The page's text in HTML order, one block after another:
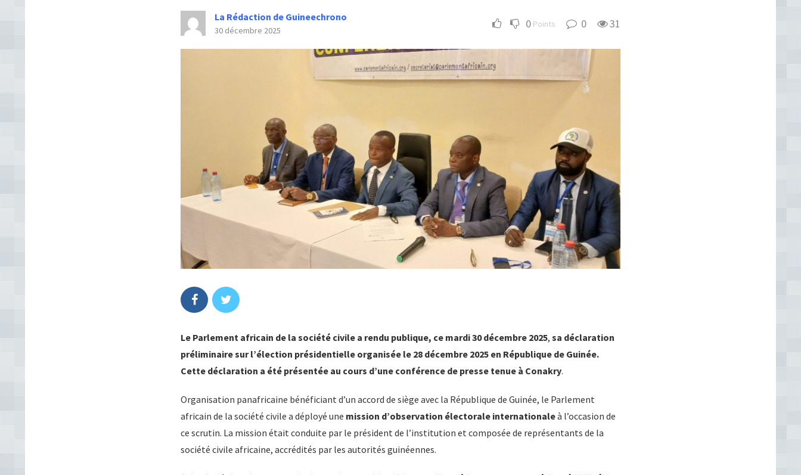
La Rédaction de Guineechrono
30 décembre 2025 0 Points 0 31
Le Parlement africain de la société civile a rendu publique, ce mardi 30 décembre 2025, sa déclaration
préliminaire sur l’élection présidentielle organisée le 28 décembre 2025 en République de Guinée.
Cette déclaration a été présentée au cours d’une conférence de presse tenue à Conakry.
Organisation panafricaine bénéficiant d’un accord de siège avec la République de Guinée, le Parlement
africain de la société civile a déployé une mission d’observation électorale internationaleà l’occasion de
ce scrutin. La mission était conduite par le président de l’institution et composée de représentants de la
société civile africaine, accrédités par les autorités guinéennes.